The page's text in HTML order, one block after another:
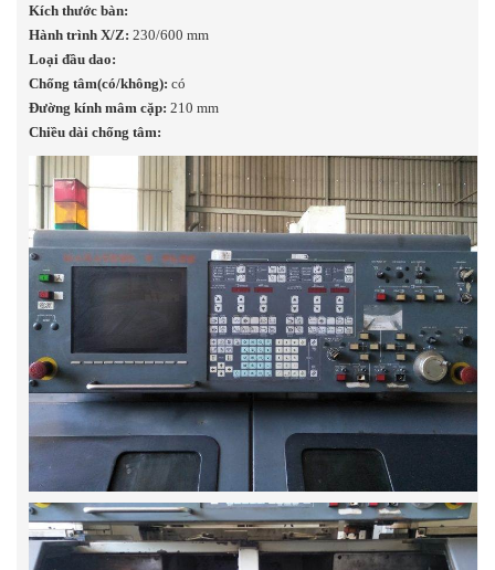
Kích thước bàn:
Hành trình X/Z: 230/600 mm
Loại đầu dao:
Chống tâm(có/không): có
Đường kính mâm cặp: 210 mm
Chiều dài chống tâm: